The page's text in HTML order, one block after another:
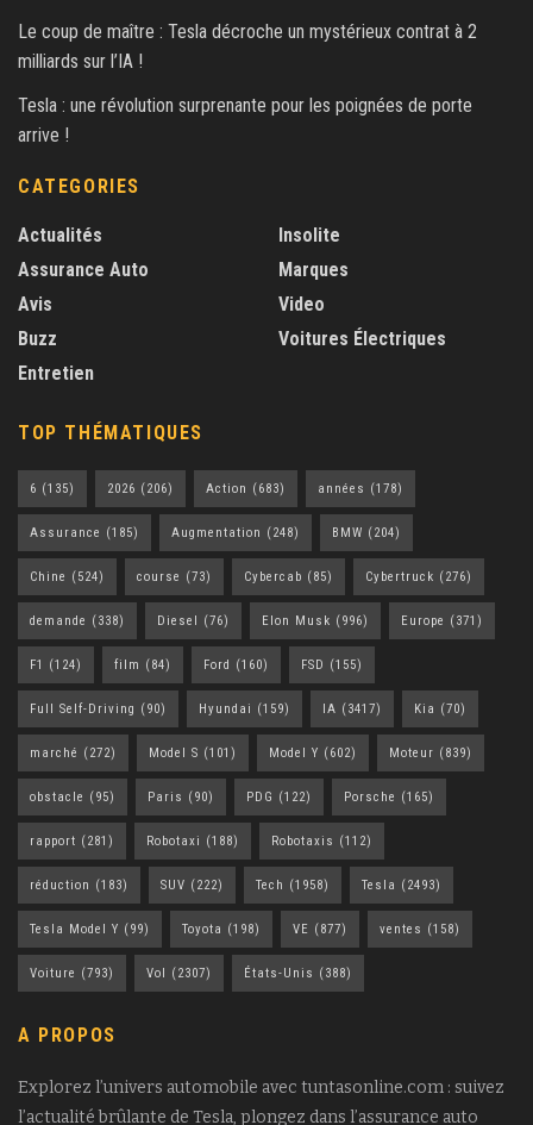
Le coup de maître : Tesla décroche un mystérieux contrat à 2
milliards sur l’IA !
Tesla : une révolution surprenante pour les poignées de porte
arrive !
CATEGORIES
Actualités
Assurance Auto
Avis
Buzz
Entretien
Insolite
Marques
Video
Voitures Électriques
TOP THÉMATIQUES
6 (135) 2026 (206) Action (683) années (178)
Assurance (185) Augmentation (248) BMW (204)
Chine (524) course (73) Cybercab (85) Cybertruck (276)
demande (338) Diesel (76) Elon Musk (996) Europe (371)
F1 (124) film (84) Ford (160) FSD (155)
Full Self-Driving (90) Hyundai (159) IA (3417) Kia (70)
marché (272) Model S (101) Model Y (602) Moteur (839)
obstacle (95) Paris (90) PDG (122) Porsche (165)
rapport (281) Robotaxi (188) Robotaxis (112)
réduction (183) SUV (222) Tech (1958) Tesla (2493)
Tesla Model Y (99) Toyota (198) VE (877) ventes (158)
Voiture (793) Vol (2307) États-Unis (388)
A PROPOS
Explorez l’univers automobile avec tuntasonline.com : suivez
l’actualité brûlante de Tesla, plongez dans l’assurance auto